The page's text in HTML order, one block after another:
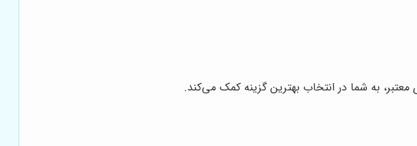
معتبر، به شما در انتخاب بهترین گزینه کمک می‌کند.